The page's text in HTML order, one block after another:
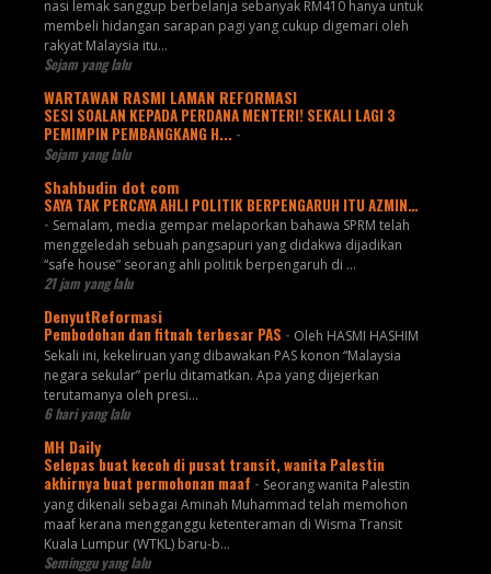
nasi lemak sanggup berbelanja sebanyak RM410 hanya untuk
membeli hidangan sarapan pagi yang cukup digemari oleh
rakyat Malaysia itu...
Sejam yang lalu
WARTAWAN RASMI LAMAN REFORMASI
SESI SOALAN KEPADA PERDANA MENTERI! SEKALI LAGI 3
PEMIMPIN PEMBANGKANG H... -
Sejam yang lalu
Shahbudin dot com
SAYA TAK PERCAYA AHLI POLITIK BERPENGARUH ITU AZMIN…
- Semalam, media gempar melaporkan bahawa SPRM telah
menggeledah sebuah pangsapuri yang didakwa dijadikan
“safe house” seorang ahli politik berpengaruh di ...
21 jam yang lalu
DenyutReformasi
Pembodohan dan fitnah terbesar PAS - Oleh HASMI HASHIM
Sekali ini, kekeliruan yang dibawakan PAS konon “Malaysia
negara sekular” perlu ditamatkan. Apa yang dijejerkan
terutamanya oleh presi...
6 hari yang lalu
MH Daily
Selepas buat kecoh di pusat transit, wanita Palestin
akhirnya buat permohonan maaf - Seorang wanita Palestin
yang dikenali sebagai Aminah Muhammad telah memohon
maaf kerana mengganggu ketenteraman di Wisma Transit
Kuala Lumpur (WTKL) baru-b...
Seminggu yang lalu